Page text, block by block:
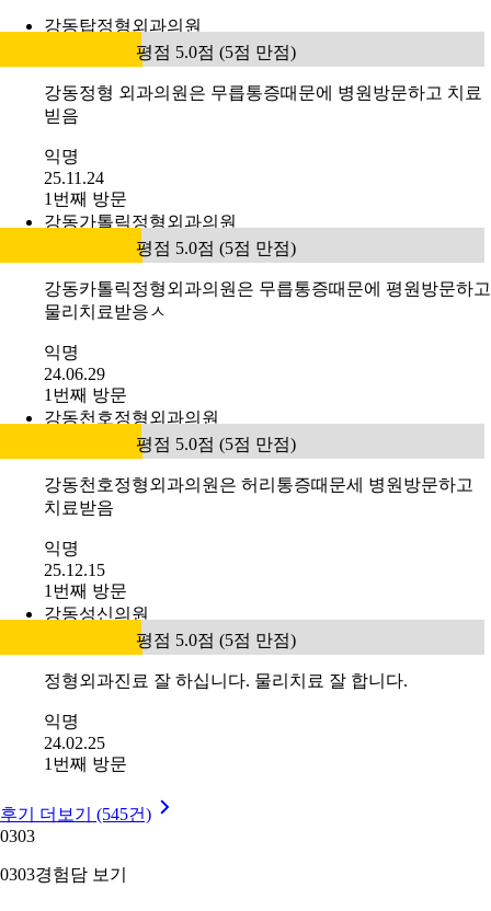
강동탑정형외과의원
평점 5.0점 (5점 만점)
강동정형 외과의원은 무릅통증때문에 병원방문하고 치료
빋음
익명
25.11.24
1번째 방문
강동가톨릭정형외과의원
평점 5.0점 (5점 만점)
강동카톨릭정형외과의원은 무릅통증때문에 평원방문하고
물리치료받응ㅅ
익명
24.06.29
1번째 방문
강동천호정형외과의원
평점 5.0점 (5점 만점)
강동천호정형외과의원은 허리통증때문세 병원방문하고
치료받음
익명
25.12.15
1번째 방문
강동성신의원
평점 5.0점 (5점 만점)
정형외과진료 잘 하십니다. 물리치료 잘 합니다.
익명
24.02.25
1번째 방문
후기 더보기 (545건)
0303
0303경험담 보기